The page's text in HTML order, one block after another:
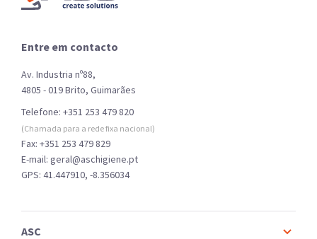
Entre em contacto
Av. Industria nº88,
4805 - 019 Brito, Guimarães
Telefone: +351 253 479 820
(Chamada para a rede fixa nacional)
Fax: +351 253 479 829
E-mail: geral@aschigiene.pt
GPS: 41.447910, -8.356034
ASC